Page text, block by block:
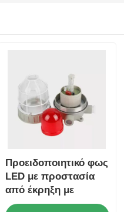
Προειδοποιητικό φως
LED με προστασία
από έκρηξη με
σειρήνα